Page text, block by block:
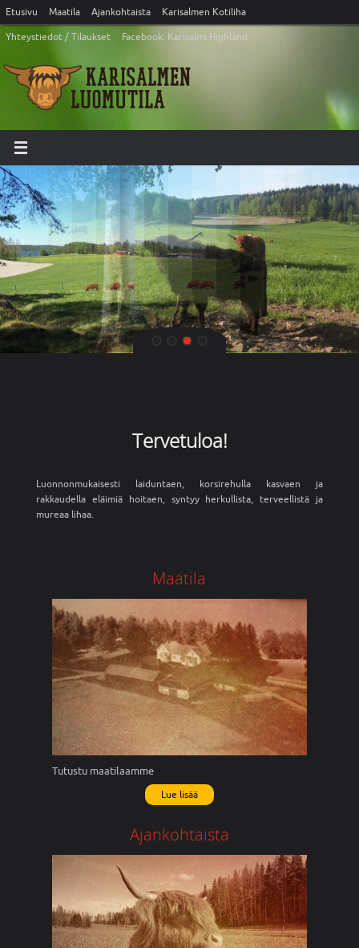
Etusivu Maatila Ajankohtaista
Karisalmen Kotiliha
Yhteystiedot / Tilaukset
Facebook: Karisalmi Highland
Tervetuloa!
Luonnonmukaisesti laiduntaen, korsirehulla kasvaen ja
rakkaudella eläimiä hoitaen, syntyy herkullista, terveellistä ja
mureaa lihaa.
Maatila
Tutustu maatilaamme
Lue lisää
Ajankohtaista